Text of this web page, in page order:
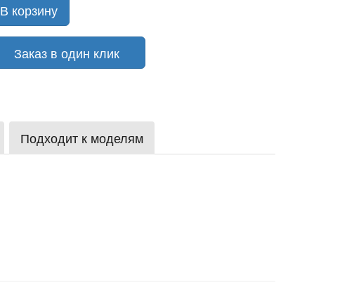
В корзину
Заказ в один клик
Подходит к моделям